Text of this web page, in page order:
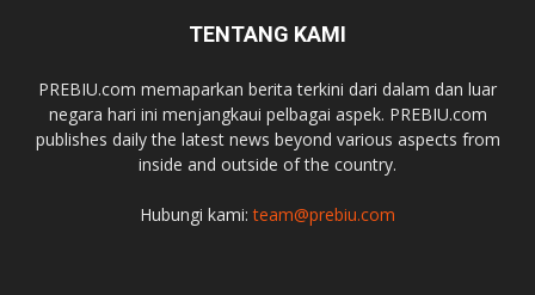
TENTANG KAMI
PREBIU.com memaparkan berita terkini dari dalam dan luar
negara hari ini menjangkaui pelbagai aspek. PREBIU.com
publishes daily the latest news beyond various aspects from
inside and outside of the country.
Hubungi kami:team@prebiu.com